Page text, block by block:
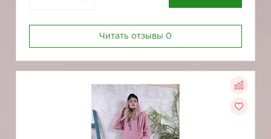
Читать отзывы 0